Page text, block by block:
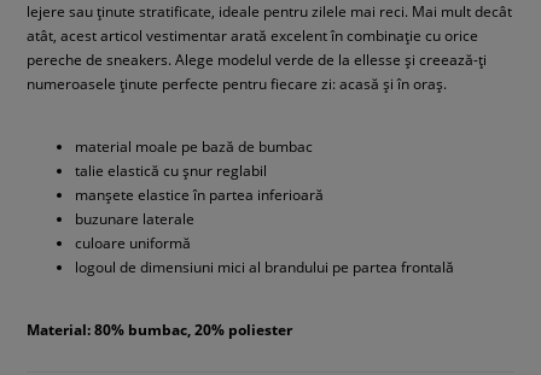
lejere sau ținute stratificate, ideale pentru zilele mai reci. Mai mult decât
atât, acest articol vestimentar arată excelent în combinație cu orice
pereche de sneakers. Alege modelul verde de la ellesse și creează-ți
numeroasele ținute perfecte pentru fiecare zi: acasă și în oraș.
material moale pe bază de bumbac
talie elastică cu șnur reglabil
manșete elastice în partea inferioară
buzunare laterale
culoare uniformă
logoul de dimensiuni mici al brandului pe partea frontală
Material: 80% bumbac, 20% poliester